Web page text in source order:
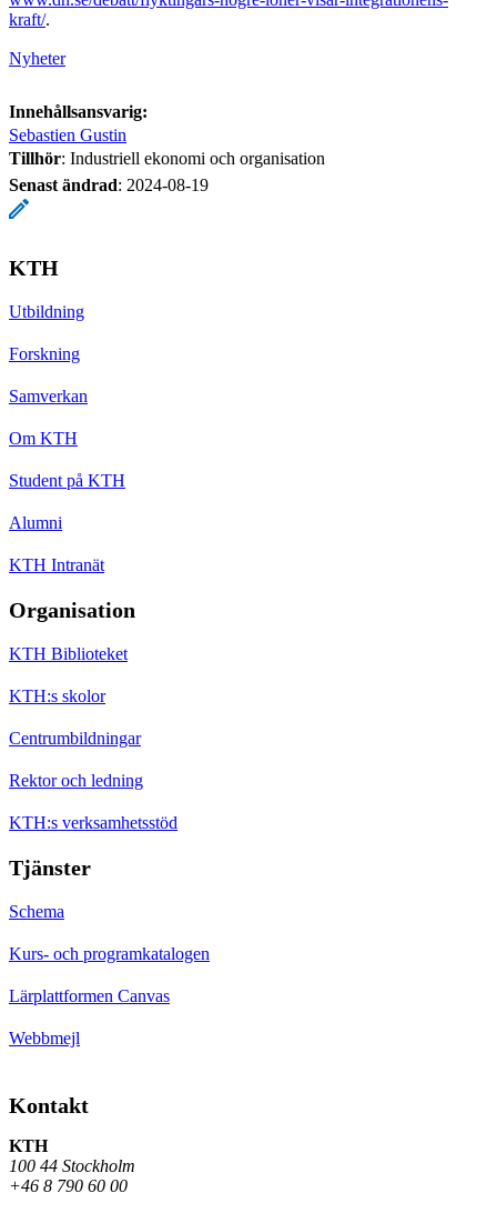
kraft/.
Nyheter
Innehållsansvarig:
Sebastien Gustin
Tillhör: Industriell ekonomi och organisation
Senast ändrad: 2024-08-19
KTH
Utbildning
Forskning
Samverkan
Om KTH
Student på KTH
Alumni
KTH Intranät
Organisation
KTH Biblioteket
KTH:s skolor
Centrumbildningar
Rektor och ledning
KTH:s verksamhetsstöd
Tjänster
Schema
Kurs- och programkatalogen
Lärplattformen Canvas
Webbmejl
Kontakt
KTH
100 44 Stockholm
+46 8 790 60 00